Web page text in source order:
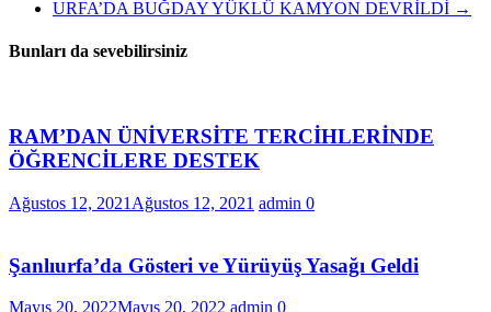
URFA’DA BUĞDAY YÜKLÜ KAMYON DEVRİLDİ →
Bunları da sevebilirsiniz
RAM’DAN ÜNİVERSİTE TERCİHLERİNDE
ÖĞRENCİLERE DESTEK
Ağustos 12, 2021 Ağustos 12, 2021 admin 0
Şanlıurfa’da Gösteri ve Yürüyüş Yasağı Geldi
Mayıs 20, 2022Mayıs 20, 2022 admin 0